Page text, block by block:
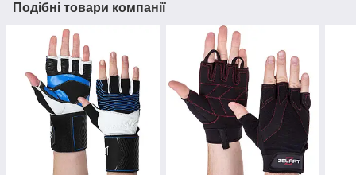
Подібні товари компанії